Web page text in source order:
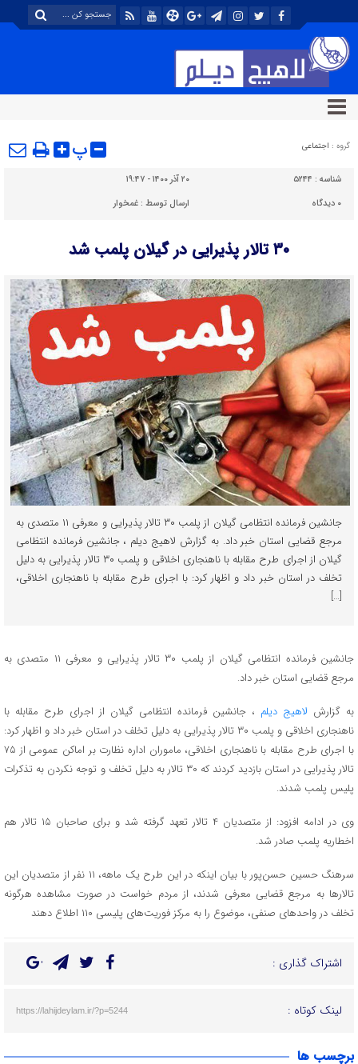
گروه : اجتماعی پ
شناسه : ۵۲۴۴
۲۰ آذر ۱۴۰۰ - ۱۹:۴۷
۰ دیدگاه ارسال توسط :غمخوار
۳۰ تالار پذیرایی در گیلان پلمب شد
جانشین فرمانده انتظامی گیلان از پلمب ۳۰ تالار پذیرایی و معرفی ۱۱ متصدی به
مرجع قضایی استان خبر داد. به گزارش لاهیج دیلم ، جانشین فرمانده انتظامی
گیلان از اجرای طرح مقابله با ناهنجاری اخلاقی و پلمب ۳۰ تالار پذیرایی به دلیل
تخلف در استان خبر داد و اظهار کرد: با اجرای طرح مقابله با ناهنجاری اخلاقی،
[…]
جانشین فرمانده انتظامی گیلان از پلمب ۳۰ تالار پذیرایی و معرفی ۱۱ متصدی به
مرجع قضایی استان خبر داد.
به گزارش لاهیج دیلم ، جانشین فرمانده انتظامی گیلان از اجرای طرح مقابله با
ناهنجاری اخلاقی و پلمب ۳۰ تالار پذیرایی به دلیل تخلف در استان خبر داد و اظهار کرد:
با اجرای طرح مقابله با ناهنجاری اخلاقی، ماموران اداره نظارت بر اماکن عمومی از ۷۵
تالار پذیرایی در استان بازدید کردند که ۳۰ تالار به دلیل تخلف و توجه نکردن به تذکرات
پلیس پلمب شدند.
وی در ادامه افزود: از متصدیان ۴ تالار تعهد گرفته شد و برای صاحبان ۱۵ تالار هم
اخطاریه پلمب صادر شد.
سرهنگ حسین حسن‌پور با بیان اینکه در این طرح یک ماهه، ۱۱ نفر از متصدیان این
تالار‌ها به مرجع قضایی معرفی شدند، از مردم خواست در صورت مشاهده هرگونه
تخلف در واحد‌های صنفی، موضوع را به مرکز فوریت‌های پلیسی ۱۱۰ اطلاع دهند
اشتراک گذاری :
لینک کوتاه : https://lahijdeylam.ir/?p=5244
برچسب ها